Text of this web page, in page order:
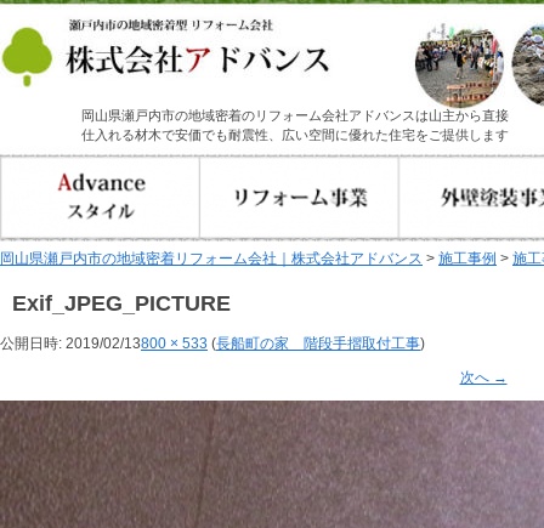
岡山県瀬戸内市の地域密着のリフォーム会社アドバンスは山主から直接
仕入れる材木で安価でも耐震性、広い空間に優れた住宅をご提供します
岡山県瀬戸内市の地域密着リフォーム会社｜株式会社アドバンス > 施工事例 > 施
Exif_JPEG_PICTURE
公開日時: 2019/02/13800 × 533 (長船町の家 階段手摺取付工事)
次へ →